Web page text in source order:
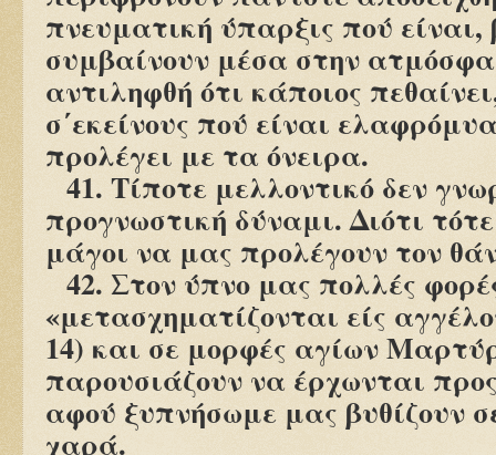
πνευματική ύπαρξις πού είναι,
συμβαίνουν μέσα στην
αντιληφθή ότι κάποιος
σ΄εκείνους πού είναι
προλέγει με τα όνειρα.
41. Τίποτε μελλοντικό δεν
προγνωστική δύναμι. Διότι
μάγοι να μας προλέγουν τον
42. Στον ύπνο μας πολλές
«μετασχηματίζονται είς
14) και σε μορφές αγίων
παρουσιάζουν να έρχωνται
αφού ξυπνήσωμε μας βυθίζουν
χαρά.